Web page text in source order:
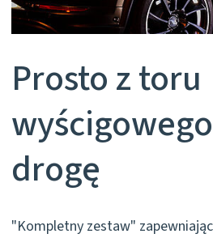
Prosto z toru
drogę
"Kompletny zestaw"